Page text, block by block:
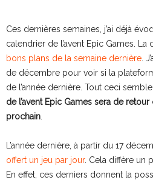
Ces dernières semaines, j’ai déjà
calendrier de l’avent Epic Games. La
bons plans de la semaine dernière .
de décembre pour voir si la
de l’année dernière. Tout ceci
de l’avent Epic Games sera de
prochain
L’année dernière, à partir du 17
offert un jeu par jour. Cela diffère un
En effet, ces derniers donnent la